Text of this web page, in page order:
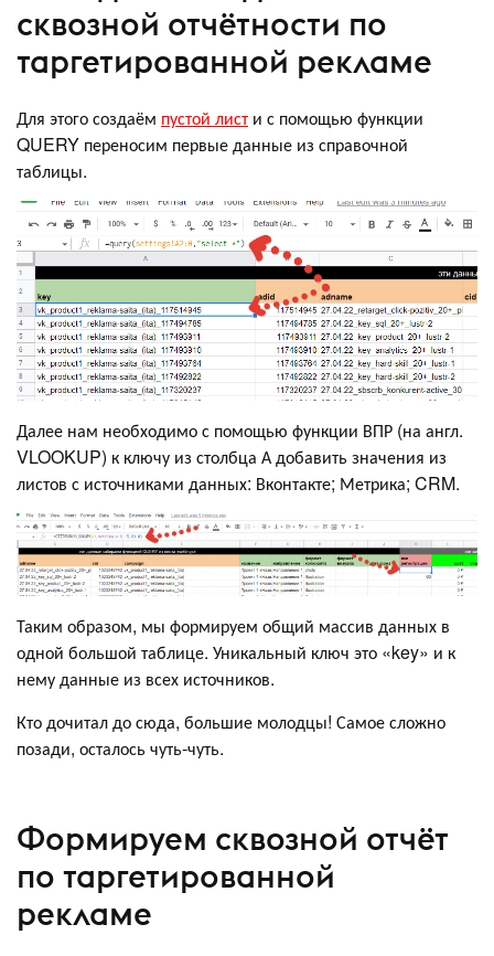
сквозной отчётности по
таргетированной рекламе
Для этого создаём пустой лист и с помощью функции
QUERY переносим первые данные из справочной
таблицы.
Далее нам необходимо с помощью функции ВПР (на англ.
VLOOKUP) к ключу из столбца А добавить значения из
листов с источниками данных: Вконтакте; Метрика; CRM.
Таким образом, мы формируем общий массив данных в
одной большой таблице. Уникальный ключ это «key» и к
нему данные из всех источников.
Кто дочитал до сюда, большие молодцы! Самое сложно
позади, осталось чуть-чуть.
Формируем сквозной отчёт
по таргетированной
рекламе